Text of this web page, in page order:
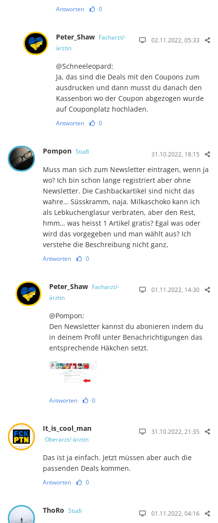
Antworten 0
Peter_Shaw Facharzt/-
ärztin
02.11.2022, 05:33
@Schneeleopard:
Ja, das sind die Deals mit den Coupons zum
ausdrucken und dann musst du danach den
Kassenbon wo der Coupon abgezogen wurde
auf Couponplatz hochladen.
Antworten 0
Pompon Studi 31.10.2022, 18:15
Muss man sich zum Newsletter eintragen, wenn ja
wo? Ich bin schon lange registriert aber ohne
Newsletter. Die Cashbackartikel sind nicht das
wahre… Süsskramm, naja. Milkaschoko kann ich
als Lebkuchenglasur verbraten, aber den Rest,
hmm… was heisst 1 Artikel gratis? Egal was oder
wird das vorgegeben und man wählt aus? Ich
verstehe die Beschreibung nicht ganz,
Antworten 0
Peter_Shaw Facharzt/-
ärztin
01.11.2022, 14:30
@Pompon:
Den Newsletter kannst du abonieren indem du
in deinem Profil unter Benachrichtigungen das
entsprechende Häkchen setzt.
Antworten 0
It_is_cool_man
Oberarzt/-ärztin
31.10.2022, 21:35
Das ist ja einfach. Jetzt müssen aber auch die
passenden Deals kommen.
Antworten 0
ThoRo Studi 01.11.2022, 04:16